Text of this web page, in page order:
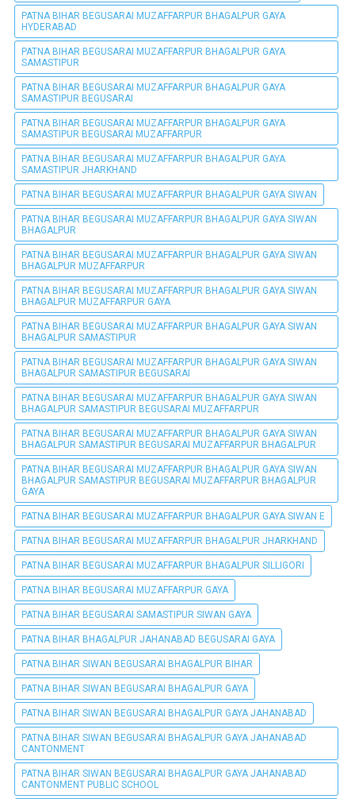
PATNA BIHAR BEGUSARAI MUZAFFARPUR BHAGALPUR GAYA
HYDERABAD
PATNA BIHAR BEGUSARAI MUZAFFARPUR BHAGALPUR GAYA
SAMASTIPUR
PATNA BIHAR BEGUSARAI MUZAFFARPUR BHAGALPUR GAYA
SAMASTIPUR BEGUSARAI
PATNA BIHAR BEGUSARAI MUZAFFARPUR BHAGALPUR GAYA
SAMASTIPUR BEGUSARAI MUZAFFARPUR
PATNA BIHAR BEGUSARAI MUZAFFARPUR BHAGALPUR GAYA
SAMASTIPUR JHARKHAND
PATNA BIHAR BEGUSARAI MUZAFFARPUR BHAGALPUR GAYA SIWAN
PATNA BIHAR BEGUSARAI MUZAFFARPUR BHAGALPUR GAYA SIWAN
BHAGALPUR
PATNA BIHAR BEGUSARAI MUZAFFARPUR BHAGALPUR GAYA SIWAN
BHAGALPUR MUZAFFARPUR
PATNA BIHAR BEGUSARAI MUZAFFARPUR BHAGALPUR GAYA SIWAN
BHAGALPUR MUZAFFARPUR GAYA
PATNA BIHAR BEGUSARAI MUZAFFARPUR BHAGALPUR GAYA SIWAN
BHAGALPUR SAMASTIPUR
PATNA BIHAR BEGUSARAI MUZAFFARPUR BHAGALPUR GAYA SIWAN
BHAGALPUR SAMASTIPUR BEGUSARAI
PATNA BIHAR BEGUSARAI MUZAFFARPUR BHAGALPUR GAYA SIWAN
BHAGALPUR SAMASTIPUR BEGUSARAI MUZAFFARPUR
PATNA BIHAR BEGUSARAI MUZAFFARPUR BHAGALPUR GAYA SIWAN
BHAGALPUR SAMASTIPUR BEGUSARAI MUZAFFARPUR BHAGALPUR
PATNA BIHAR BEGUSARAI MUZAFFARPUR BHAGALPUR GAYA SIWAN
BHAGALPUR SAMASTIPUR BEGUSARAI MUZAFFARPUR BHAGALPUR
GAYA
PATNA BIHAR BEGUSARAI MUZAFFARPUR BHAGALPUR GAYA SIWAN E
PATNA BIHAR BEGUSARAI MUZAFFARPUR BHAGALPUR JHARKHAND
PATNA BIHAR BEGUSARAI MUZAFFARPUR BHAGALPUR SILLIGORI
PATNA BIHAR BEGUSARAI MUZAFFARPUR GAYA
PATNA BIHAR BEGUSARAI SAMASTIPUR SIWAN GAYA
PATNA BIHAR BHAGALPUR JAHANABAD BEGUSARAI GAYA
PATNA BIHAR SIWAN BEGUSARAI BHAGALPUR BIHAR
PATNA BIHAR SIWAN BEGUSARAI BHAGALPUR GAYA
PATNA BIHAR SIWAN BEGUSARAI BHAGALPUR GAYA JAHANABAD
PATNA BIHAR SIWAN BEGUSARAI BHAGALPUR GAYA JAHANABAD
CANTONMENT
PATNA BIHAR SIWAN BEGUSARAI BHAGALPUR GAYA JAHANABAD
CANTONMENT PUBLIC SCHOOL